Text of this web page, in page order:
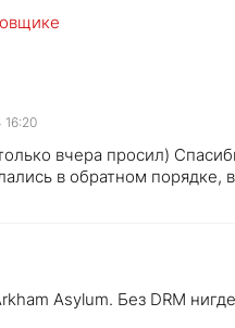
16:20
вчера просил)
в обратном порядке,
Asylum. Без DRM